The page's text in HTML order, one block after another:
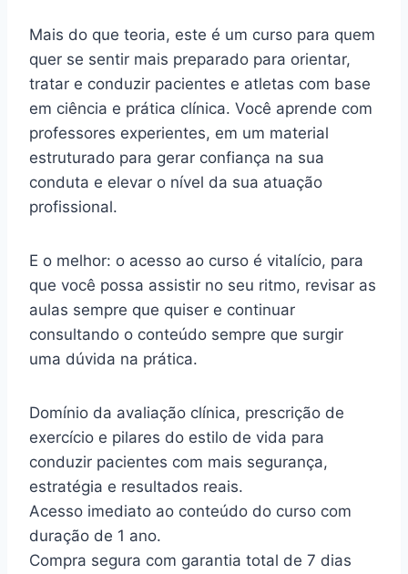
Mais do que teoria, este é um curso para quem
quer se sentir mais preparado para orientar,
tratar e conduzir pacientes e atletas com base
em ciência e prática clínica. Você aprende com
professores experientes, em um material
estruturado para gerar confiança na sua
conduta e elevar o nível da sua atuação
profissional.
E o melhor: o acesso ao curso é vitalício, para
que você possa assistir no seu ritmo, revisar as
aulas sempre que quiser e continuar
consultando o conteúdo sempre que surgir
uma dúvida na prática.
Domínio da avaliação clínica, prescrição de
exercício e pilares do estilo de vida para
conduzir pacientes com mais segurança,
estratégia e resultados reais.
Acesso imediato ao conteúdo do curso com
duração de 1 ano.
Compra segura com garantia total de 7 dias